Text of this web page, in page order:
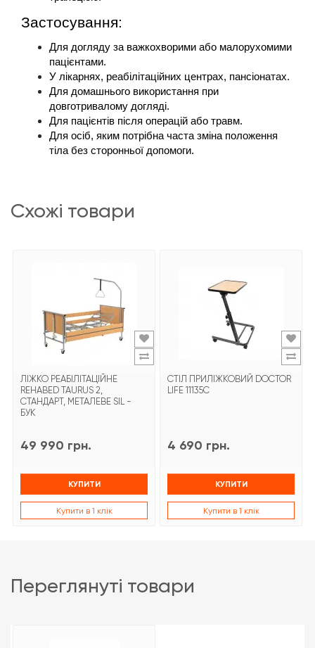
Застосування:
Для догляду за важкохворими або малорухомими
пацієнтами.
У лікарнях, реабілітаційних центрах, пансіонатах.
Для домашнього використання при
довготривалому догляді.
Для пацієнтів після операцій або травм.
Для осіб, яким потрібна часта зміна положення
тіла без сторонньої допомоги.
схожі товари
ЛІЖКО РЕАБІЛІТАЦІЙНЕ
REHABED TAURUS 2,
СТАНДАРТ, МЕТАЛЕВЕ SIL -
БУК
49 990 грн.
КУПИТИ
Купити в 1 клік
СТІЛ ПРИЛІЖКОВИЙ DOCTOR
LIFE 11135С
4 690 грн.
КУПИТИ
Купити в 1 клік
переглянуті товари